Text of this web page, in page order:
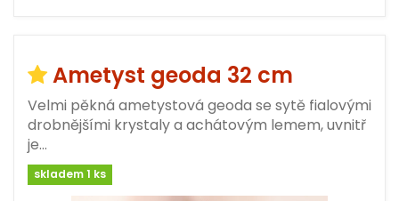
Ametyst geoda 32 cm
Velmi pěkná ametystová geoda se sytě fialovými
drobnějšími krystaly a achátovým lemem, uvnitř
je…
skladem 1 ks